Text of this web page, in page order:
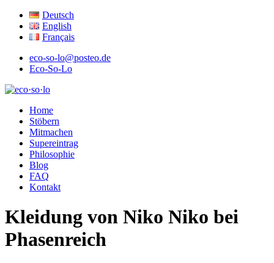
Deutsch
English
Français
eco-so-lo@posteo.de
Eco-So-Lo
eco·so·lo
Home
Stöbern
Mitmachen
Supereintrag
Philosophie
Blog
FAQ
Kontakt
Kleidung von Niko Niko bei
Phasenreich